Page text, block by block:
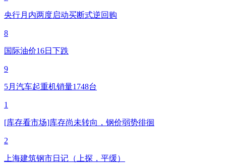
央行月内两度启动买断式逆回购
8
国际油价16日下跌
9
5月汽车起重机销量1748台
1
[库存看市场]库存尚未转向，钢价弱势徘徊
2
上海建筑钢市日记（上探，平缓）